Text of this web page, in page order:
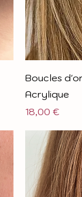
Boucles
Acrylique
Prix
18,00 €